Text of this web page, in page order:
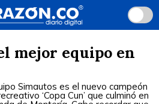
mejor equipo en
Simautos es el nuevo campeón
‘Copa Cun’ que culminó en